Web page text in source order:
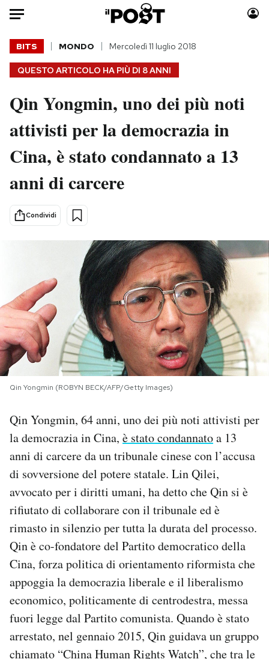
Auto
HOME
Italia
Politica
Tecnologia
Scienza
Cultura
Economia
Sport
Moda
Consumismi
Storie/Idee
Mondiali calcio 2026
PODCAST
NEWSLETTER
I MIEI PREFERITI
CALENDARIO
AREA PERSONALE
Area Personale
Newsletter
Notifiche mobile
Regala il Post
Hai bisogno di aiuto?
Esci
QUESTO ARTICOLO HA PIÙ DI 8 ANNI
BITS MONDO Mercoledì 11 luglio 2018
Qin Yongmin, uno dei più noti
attivisti per la democrazia in
Cina, è stato condannato a 13
anni di carcere
Condividi
Qin Yongmin (ROBYN BECK/AFP/Getty Images)
Qin Yongmin, 64 anni, uno dei più noti attivisti per
la democrazia in Cina, è stato condannatoa 13
anni di carcere da un tribunale cinese con l’accusa
di sovversione del potere statale. Lin Qilei,
avvocato per i diritti umani, ha detto che Qin si è
rifiutato di collaborare con il tribunale ed è
rimasto in silenzio per tutta la durata del processo.
Qin è co-fondatore del Partito democratico della
Cina, forza politica di orientamento riformista che
appoggia la democrazia liberale e il liberalismo
economico, politicamente di centrodestra, messa
fuori legge dal Partito comunista. Quando è stato
arrestato, nel gennaio 2015, Qin guidava un gruppo
chiamato “China Human Rights Watch”, che tra le